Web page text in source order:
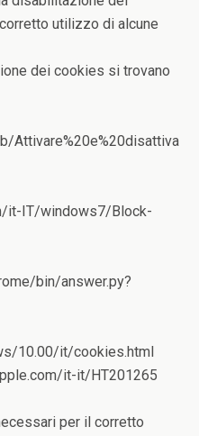
utilizzo di alcune
dei cookies si trovano
Attivare%20e%20disattiva
it-IT/windows7/Block-
bin/answer.py?
10.00/it/cookies.html
it-it/HT201265
per il corretto